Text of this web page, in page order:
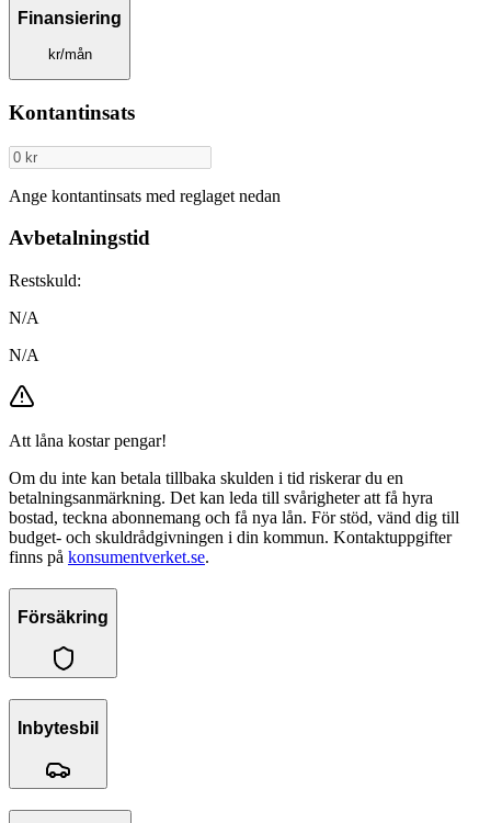
Finansiering
kr/mån
Kontantinsats
Ange kontantinsats med reglaget nedan
Avbetalningstid
Restskuld:
N/A
N/A
Att låna kostar pengar!
Om du inte kan betala tillbaka skulden i tid riskerar du en
betalningsanmärkning. Det kan leda till svårigheter att få hyra
bostad, teckna abonnemang och få nya lån. För stöd, vänd dig till
budget- och skuldrådgivningen i din kommun. Kontaktuppgifter
finns på konsumentverket.se.
Försäkring
Inbytesbil